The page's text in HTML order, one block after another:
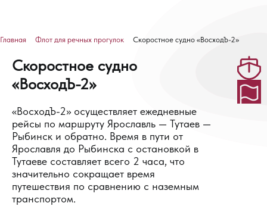
Главная Флот для речных прогулок Скоростное судно «ВосходЪ-2»
Скоростное судно
«ВосходЪ-2»
«ВосходЪ-2» осуществляет ежедневные
рейсы по маршруту Ярославль — Тутаев —
Рыбинск и обратно. Время в пути от
Ярославля до Рыбинска с остановкой в
Тутаеве составляет всего 2 часа, что
значительно сокращает время
путешествия по сравнению с наземным
транспортом.